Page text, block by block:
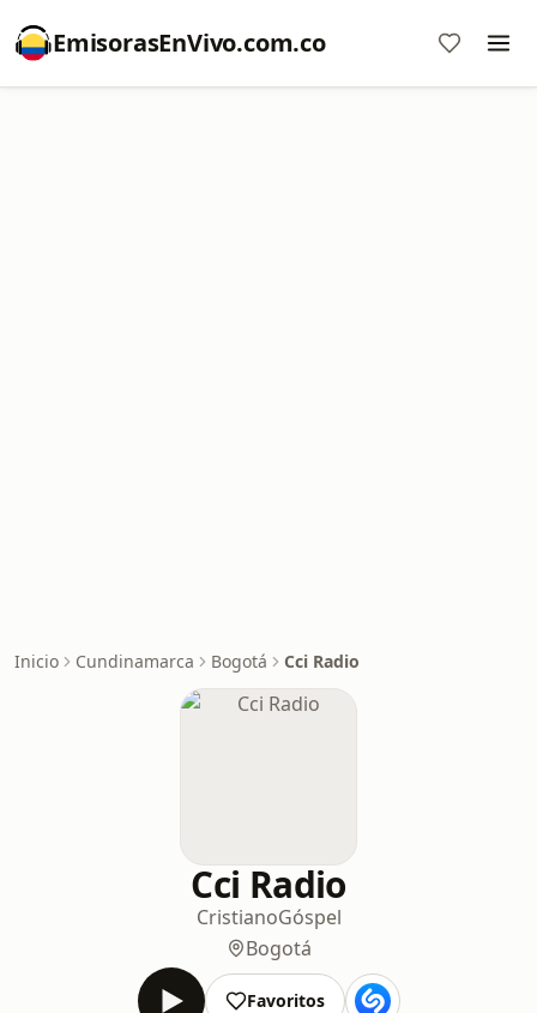
EmisorasEnVivo.com.co
Inicio Cundinamarca Bogotá Cci Radio
Cci Radio
CristianoGóspel
Bogotá
Favoritos